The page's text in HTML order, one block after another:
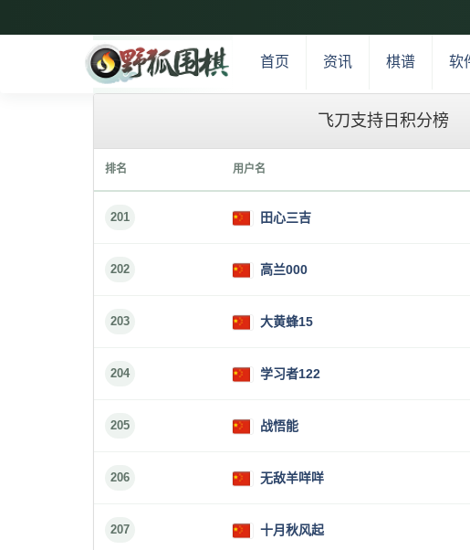
首页 资讯 棋谱 软
飞刀支持日积分榜
排名 用户名
201 田心三吉
202 高兰000
203 大黄蜂15
204 学习者122
205 战悟能
206 无敌羊咩咩
207 十月秋风起